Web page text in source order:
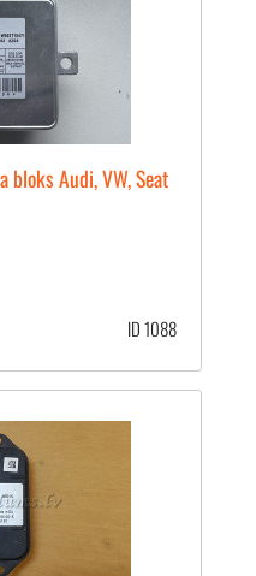
Audi, VW, Seat
ID 1088